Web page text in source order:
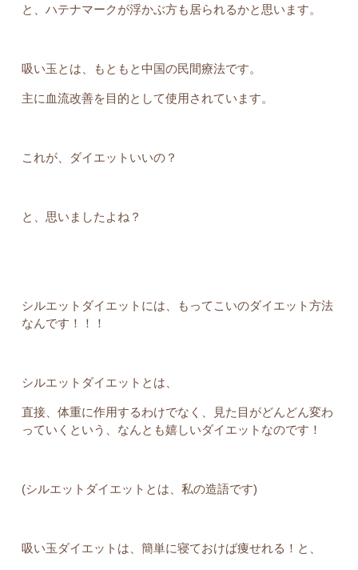
と、ハテナマークが浮かぶ方も居られるかと思います。
吸い玉とは、もともと中国の民間療法です。
主に血流改善を目的として使用されています。
これが、ダイエットいいの？
と、思いましたよね？
シルエットダイエットには、もってこいのダイエット方法
なんです！！！
シルエットダイエットとは、
直接、体重に作用するわけでなく、見た目がどんどん変わ
っていくという、なんとも嬉しいダイエットなのです！
(シルエットダイエットとは、私の造語です)
吸い玉ダイエットは、簡単に寝ておけば痩せれる！と、